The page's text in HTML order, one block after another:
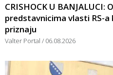
CRISHOCK U BANJALUCI:
predstavnicima vlasti RS-
priznaju
Valter Portal 06.08.2026